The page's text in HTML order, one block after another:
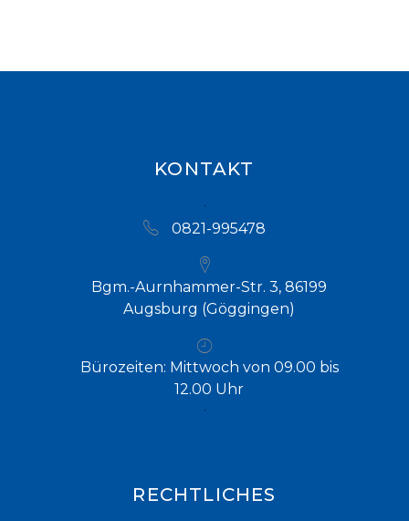
KONTAKT
0821-995478
Bgm.-Aurnhammer-Str. 3, 86199
Augsburg (Göggingen)
Bürozeiten: Mittwoch von 09.00 bis
12.00 Uhr
RECHTLICHES